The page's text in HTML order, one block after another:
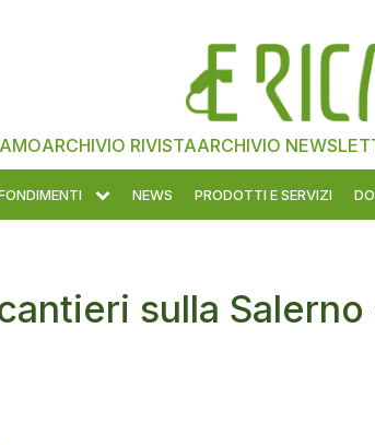
ARCHIVIO RIVISTAARCHIVIO
NEWS PRODOTTI E SERVIZI
sulla